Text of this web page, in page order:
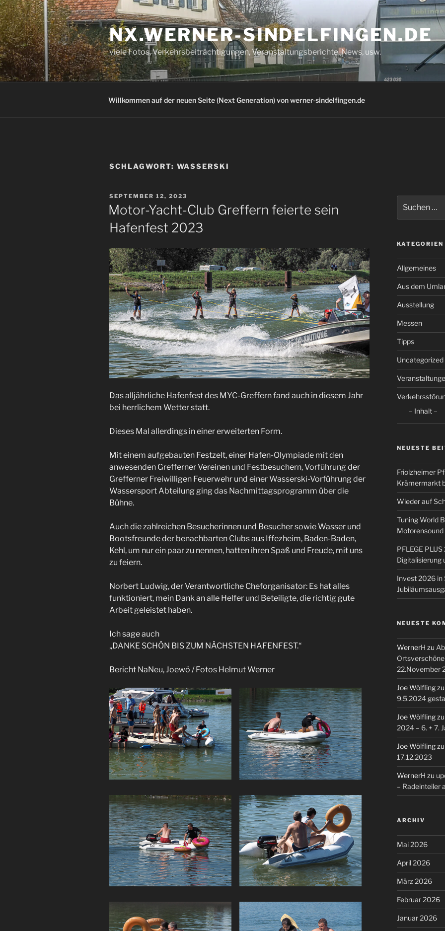
Zum
Inhalt
springen
NX.WERNER-SINDELFINGEN.DE
viele Fotos, Verkehrsbeiträchtigungen, Veranstaltungsberichte, News, usw.
Willkommen auf der neuen Seite (Next Generation) von werner-sindelfingen.de
SCHLAGWORT: WASSERSKI
VERÖFFENTLICHT
AM
SEPTEMBER 12, 2023
Motor-Yacht-Club Greffern feierte sein
Hafenfest 2023
Das alljährliche Hafenfest des MYC-Greffern fand auch in diesem Jahr
bei herrlichem Wetter statt.
Dieses Mal allerdings in einer erweiterten Form.
Mit einem aufgebauten Festzelt, einer Hafen-Olympiade mit den
anwesenden Grefferner Vereinen und Festbesuchern, Vorführung der
Grefferner Freiwilligen Feuerwehr und einer Wasserski-Vorführung der
Wassersport Abteilung ging das Nachmittagsprogramm über die
Bühne.
Auch die zahlreichen Besucherinnen und Besucher sowie Wasser und
Bootsfreunde der benachbarten Clubs aus Iffezheim, Baden-Baden,
Kehl, um nur ein paar zu nennen, hatten ihren Spaß und Freude, mit uns
zu feiern.
Norbert Ludwig, der Verantwortliche Cheforganisator: Es hat alles
funktioniert, mein Dank an alle Helfer und Beteiligte, die richtig gute
Arbeit geleistet haben.
Ich sage auch
„DANKE SCHÖN BIS ZUM NÄCHSTEN HAFENFEST.“
Bericht NaNeu, Joewö / Fotos Helmut Werner
nach:
KATEGORIEN
Allgemeines
Aus dem
Ausstellung
Messen
Tipps
Uncategorized
– Inhalt –
NEUESTE
Friolzheimer
Krämermarkt
Wieder auf
Tuning World
PFLEGE
Digitalisierung
Invest 2026 in
NEUESTE
WernerH zu
22.November
Joe Wölflingzu
9.5.2024
Joe Wölflingzu
2024 – 6. + 7.
Joe Wölflingzu
17.12.2023
WernerH zu
– Radeinteiler
ARCHIV
Mai 2026
April 2026
März 2026
Februar 2026
Januar 2026